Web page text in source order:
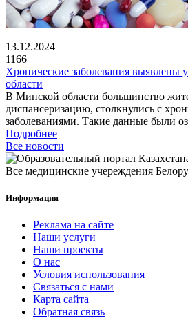
13.12.2024
1166
Хронические заболевания выявлены
области
В Минской области большинство
диспансеризацию, столкнулись с
заболеваниями. Такие данные были
Подробнее
Все новости
Все медицинские учереждения
Информация
Реклама на сайте
Наши услуги
Наши проекты
О нас
Условия использования
Связаться с нами
Карта сайта
Обратная связь